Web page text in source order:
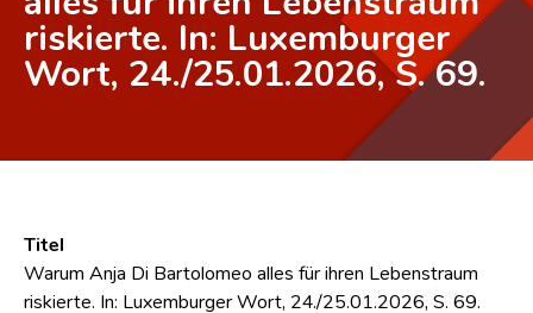
Home
Autor(inn)en A-Z
Forschungsgruppe
riskierte. In: Luxemburger
Wort, 24./25.01.2026, S. 69.
Titel
Warum Anja Di Bartolomeo alles für ihren Lebenstraum
riskierte. In: Luxemburger Wort, 24./25.01.2026, S. 69.